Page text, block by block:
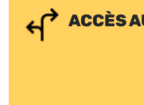
ACCÈS